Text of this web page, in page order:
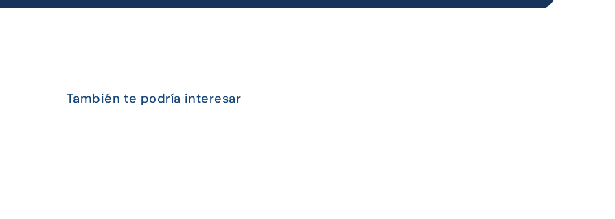
También te podría interesar